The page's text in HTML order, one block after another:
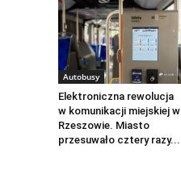
Autobusy
Elektroniczna rewolucja
w komunikacji miejskiej w
Rzeszowie. Miasto
przesuwało cztery razy...